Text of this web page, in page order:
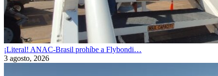
¡Literal! ANAC-Brasil prohíbe a Flybondi…
3 agosto, 2026